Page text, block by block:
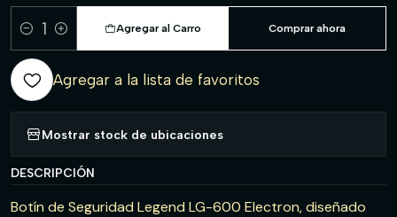
Cantidad
Agregar al Carro Comprar ahora
Agregar a la lista de favoritos
Mostrar stock de ubicaciones
DESCRIPCIÓN
Botín de Seguridad Legend LG-600 Electron, diseñado